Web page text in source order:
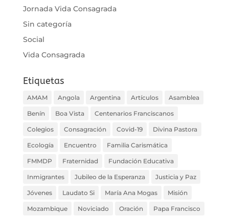
Jornada Vida Consagrada
Sin categoría
Social
Vida Consagrada
Etiquetas
AMAM Angola Argentina Artículos Asamblea
Benín Boa Vista Centenarios Franciscanos
Colegios Consagración Covid-19 Divina Pastora
Ecología Encuentro Familia Carismática
FMMDP Fraternidad Fundación Educativa
Inmigrantes Jubileo de la Esperanza Justicia y Paz
Jóvenes Laudato Si María Ana Mogas Misión
Mozambique Noviciado Oración Papa Francisco